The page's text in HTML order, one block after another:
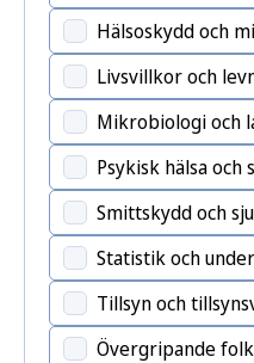
Hälsoskydd och
Livsvillkor och
Mikrobiologi och
Psykisk hälsa
Smittskydd och
Statistik och
Tillsyn och
Övergripande